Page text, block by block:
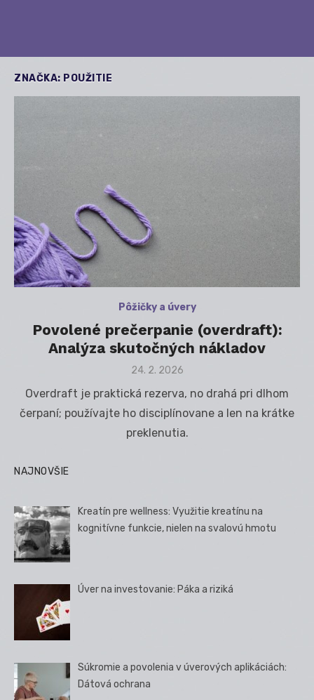
ZNAČKA: POUŽITIE
Pôžičky a úvery
Povolené prečerpanie (overdraft):
Analýza skutočných nákladov
Posted
24. 2. 2026
Overdraft je praktická rezerva, no drahá pri dlhom
čerpaní; používajte ho disciplínovane a len na krátke
preklenutia.
NAJNOVŠIE
Kreatín pre wellness: Využitie kreatínu na
kognitívne funkcie, nielen na svalovú hmotu
Úver na investovanie: Páka a riziká
Súkromie a povolenia v úverových aplikáciách:
Dátová ochrana